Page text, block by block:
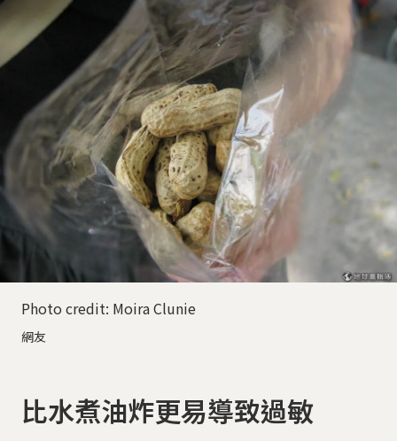
Photo credit: Moira Clunie
網友
比水煮油炸更易導致過敏